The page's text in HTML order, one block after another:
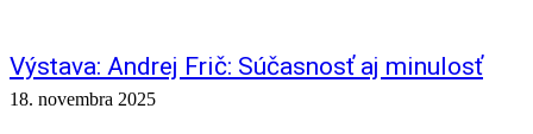
Výstava: Andrej Frič: Súčasnosť aj minulosť
18. novembra 2025